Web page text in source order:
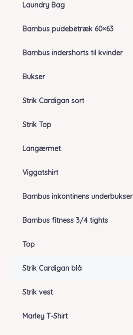
Laundry Bag
Bambus pudebetræk 60×63
Bambus indershorts til kvinder
Bukser
Strik Cardigan sort
Strik Top
Langærmet
Viggatshirt
Bambus inkontinens underbukser
Bambus fitness 3/4 tights
Top
Strik Cardigan blå
Strik vest
Marley T-Shirt